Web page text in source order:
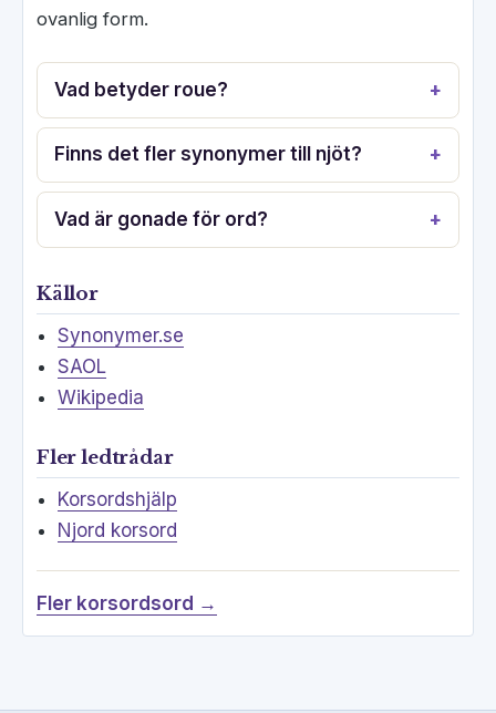
ovanlig form.
Vad betyder roue?
Finns det fler synonymer till njöt?
Vad är gonade för ord?
Källor
Synonymer.se
SAOL
Wikipedia
Fler ledtrådar
Korsordshjälp
Njord korsord
Fler korsordsord →